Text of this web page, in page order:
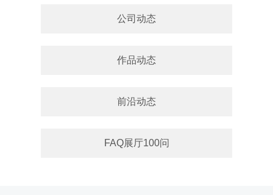
公司动态
作品动态
前沿动态
FAQ展厅100问